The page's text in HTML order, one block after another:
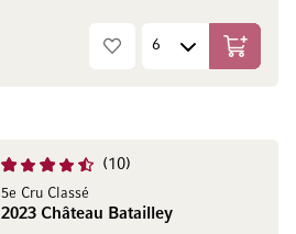
In den
10
5e Cru Classé
2023 Château Batailley